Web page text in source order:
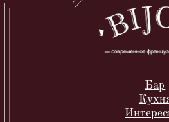
Белорусская — 3 минуты
Маяковская — 10 минут
КОНТАКТЫ
Телефон: +7 (495) 130-